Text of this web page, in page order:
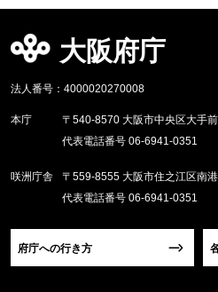
大阪府庁
法人番号：4000020270008
本庁
〒540-8570 大阪市中央区大手前
代表電話番号 06-6941-0351
咲洲庁舎
〒559-8555 大阪市住之江区南
代表電話番号 06-6941-0351
府庁への行き方